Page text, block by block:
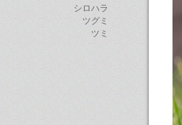
シロハラ
ツグミ
ツミ